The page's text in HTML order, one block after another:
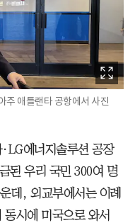
주 애틀랜타 공항에서 사진
에너지솔루션 공장
된 우리 국민 300여 명
데, 외교부에서는 이례
시에 미국으로 와서